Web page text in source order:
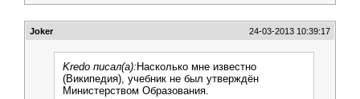
Joker 24-03-2013 10:39:17
Kredo писал(а): Насколько мне известно
(Википедия), учебник не был утверждён
Министерством Образования.